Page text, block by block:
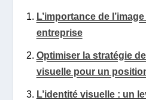
L’importance de
entreprise
Optimiser la stratégie
visuelle pour un
L’identité visuelle : un